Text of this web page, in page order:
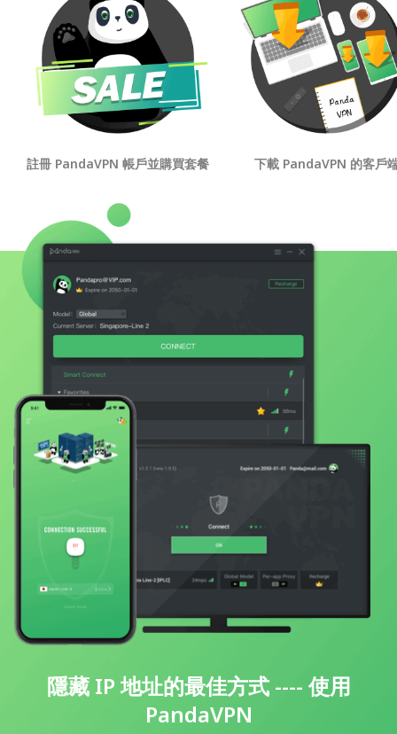
註冊 PandaVPN 帳戶並購買套餐 下載 PandaVPN 的客戶
隱藏 IP 地址的最佳方式 ---- 使用
PandaVPN